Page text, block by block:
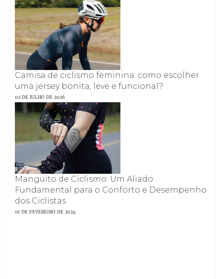
Camisa de ciclismo feminina: como escolher
uma jersey bonita, leve e funcional?
02 DE JULHO DE 2026
Manguito de Ciclismo: Um Aliado
Fundamental para o Conforto e Desempenho
dos Ciclistas
16 DE FEVEREIRO DE 2024